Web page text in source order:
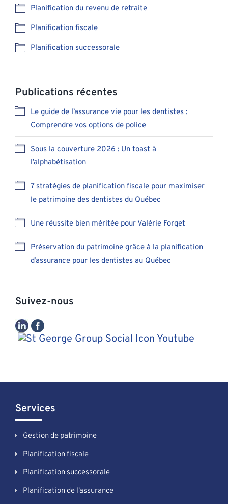
Planification du revenu de retraite
Planification fiscale
Planification successorale
Publications récentes
Le guide de l’assurance vie pour les dentistes :
Comprendre vos options de police
Sous la couverture 2026 : Un toast à
l’alphabétisation
7 stratégies de planification fiscale pour maximiser
le patrimoine des dentistes du Québec
Une réussite bien méritée pour Valérie Forget
Préservation du patrimoine grâce à la planification
d’assurance pour les dentistes au Québec
Suivez-nous
Services
Gestion de patrimoine
Planification fiscale
Planification successorale
Planification de l’assurance